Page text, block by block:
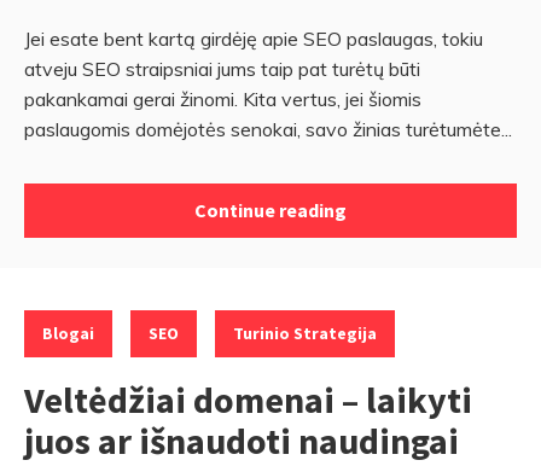
Jei esate bent kartą girdėję apie SEO paslaugas, tokiu
atveju SEO straipsniai jums taip pat turėtų būti
pakankamai gerai žinomi. Kita vertus, jei šiomis
paslaugomis domėjotės senokai, savo žinias turėtumėte...
Continue reading
Categories:
Blogai SEO Turinio Strategija
Veltėdžiai domenai – laikyti
juos ar išnaudoti naudingai